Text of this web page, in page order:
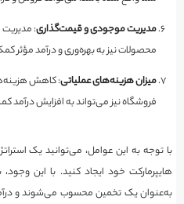
مدیریت موجودی و قیمت‌گذاری:
محصولات نیز به بهره‌وری و درآمد مؤثر
میزان هزینه‌های عملیاتی: کاهش
فروشگاه نیز می‌تواند به افزایش درآمد
با توجه به این عوامل، می‌توانید یک
هایپرمارکت خود ایجاد کنید. با این
به‌عنوان یک تخمین محسوب می‌شوند و